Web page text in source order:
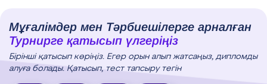
Мұғалімдер мен Тәрбиешілерге арналған
Турнирге қатысып үлгеріңіз
Бірінші қатысып көріңіз. Егер орын алып жатсаңыз, дипломды
алуға болады. Қатысып, тест тапсыру тегін